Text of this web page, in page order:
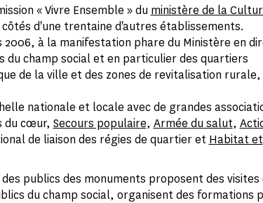
« Vivre Ensemble » du ministère de la
côtés d'une trentaine d'autres établissements.
à la manifestation phare du Ministère en
du champ social et en particulier des quartiers
de la ville et des zones de revitalisation rurale,
nationale et locale avec de grandes
du cœur, Secours populaire, Armée du salut,
de liaison des régies de quartier et Habitat et
publics des monuments proposent des visites
du champ social, organisent des formations